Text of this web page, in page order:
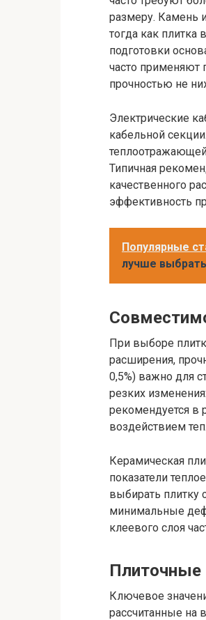
размеру. Камень
тогда как
подготовки
часто применяют
прочностью не
Электрические
кабельной
Типичная
качественного
эффективность
Популярные
лучше
При выборе
расширения,
0,5%) важно для
резких
рекомендуется в
воздействием
Керамическая
показатели
выбирать плитку
минимальные
клеевого слоя
Плиточные
Ключевое
рассчитанные на